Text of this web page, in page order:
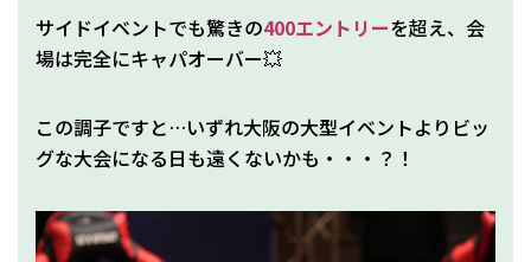
サイドイベントでも驚きの400エントリーを超え、会
場は完全にキャパオーバー💥
この調子ですと…いずれ大阪の大型イベントよりビッ
グな大会になる日も遠くないかも・・・？！